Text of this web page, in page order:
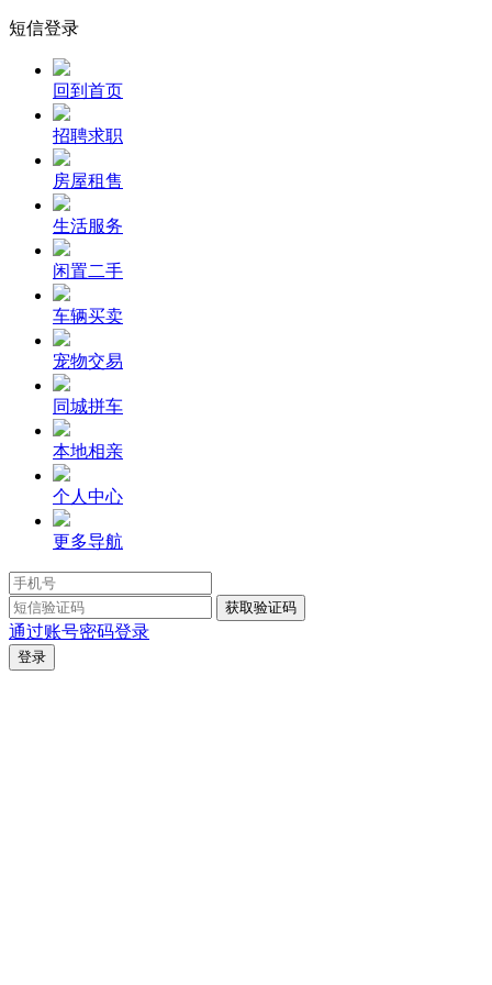
短信登录
回到首页
招聘求职
房屋租售
生活服务
闲置二手
车辆买卖
宠物交易
同城拼车
本地相亲
个人中心
更多导航
通过账号密码登录